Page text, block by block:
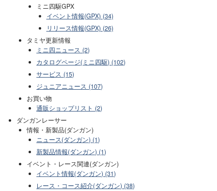
ミニ四駆GPX
イベント情報(GPX) (34)
リリース情報(GPX) (26)
タミヤ更新情報
ミニ四ニュース (2)
カタログページ(ミニ四駆) (102)
サービス (15)
ジュニアニュース (107)
お買い物
通販ショップリスト (2)
ダンガンレーサー
情報・新製品(ダンガン)
ニュース(ダンガン) (1)
新製品情報(ダンガン) (1)
イベント・レース関連(ダンガン)
イベント情報(ダンガン) (31)
レース・コース紹介(ダンガン) (38)